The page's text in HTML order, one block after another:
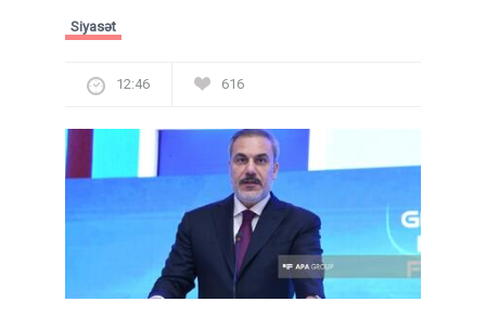
Siyasət
12:46 616